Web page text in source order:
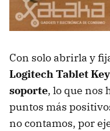
Con solo abrirla y
Logitech Tablet
soporte, lo que nos
puntos más
no contamos, por